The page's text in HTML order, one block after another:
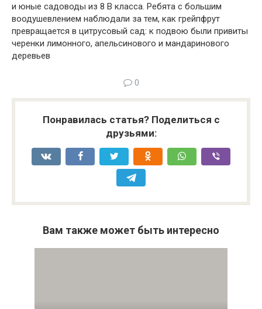
и юные садоводы из 8 В класса. Ребята с большим
воодушевлением наблюдали за тем, как грейпфрут
превращается в цитрусовый сад: к подвою были привиты
черенки лимонного, апельсинового и мандаринового
деревьев
0
Понравилась статья? Поделиться с
друзьями:
Вам также может быть интересно